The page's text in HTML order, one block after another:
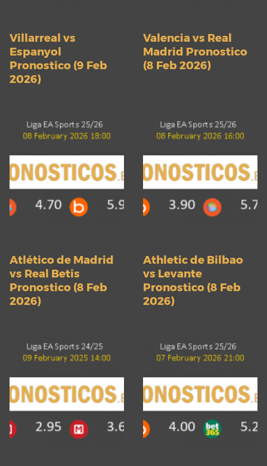
Villarreal vs
Espanyol
Pronostico (9 Feb
2026)
Valencia vs Real
Madrid Pronostico
(8 Feb 2026)
Atlético de Madrid
vs Real Betis
Pronostico (8 Feb
2026)
Athletic de Bilbao
vs Levante
Pronostico (8 Feb
2026)